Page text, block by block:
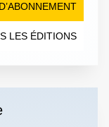
LES ÉDITIONS